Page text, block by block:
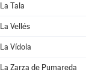
La Tala
La Vellés
La Vídola
La Zarza de Pumareda